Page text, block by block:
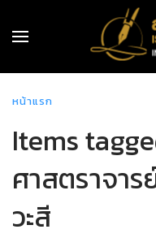
หน้าแรก
Items
ศาสตราจาร
วะสี